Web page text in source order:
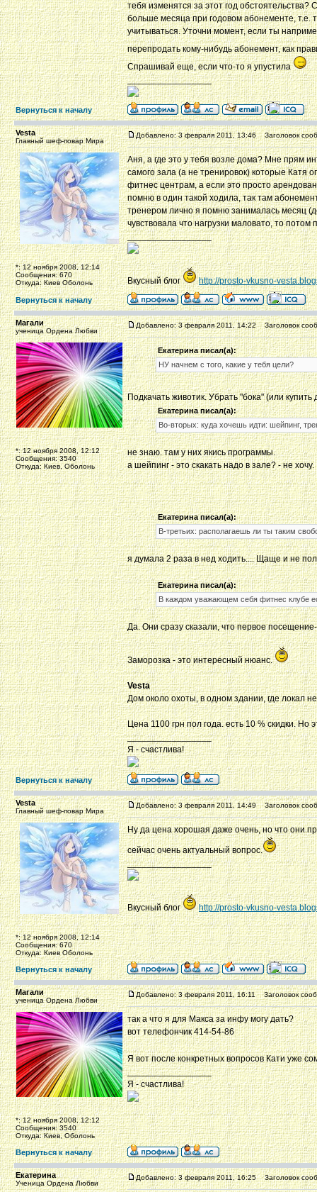
тебя изменятся за этот год обстоятельства?
больше месяца при годовом абонементе, т.е.
учитываться. Уточни момент, если ты
перепродать кому-нибудь абонемент, как
Спрашивай еще, если что-то я упустила
_________________
Вернуться к началу
Vesta
Главный шеф-повар Мира
*: 12 ноября 2008, 12:14
Сообщения: 670
Откуда: Киев Оболонь
Добавлено: 3 февраля 2011, 13:46 Заголовок
Аня, а где это у тебя возле дома? Мне прям
самого зала (а не тренировок) которые Катя
фитнес центрам, а если это просто
помню в один такой ходила, так там
тренером лично я помню занималась месяц
чувствовала что нагрузки маловато, то
_________________
Вкусный блог http://prosto-vkusno-
Вернуться к началу
Магали
ученица Ордена Любви
*: 12 ноября 2008, 12:12
Сообщения: 3540
Откуда: Киев, Оболонь
Добавлено: 3 февраля 2011, 14:22 Заголовок
Екатерина писал(а):
НУ начнем с того, какие у тебя цели?
Подкачать животик. Убрать "бока" (или
Екатерина писал(а):
Во-вторых: куда хочешь идти: шейпинг,
не знаю. там у них якись программы.
а шейпинг - это скакать надо в зале? - не хочу.
Екатерина писал(а):
В-третьих: располагаешь ли ты таким
я думала 2 раза в нед ходить.... Щаще и не
Екатерина писал(а):
В каждом уважающем себя фитнес клубе
Да. Они сразу сказали, что первое
Заморозка - это интересный нюанс.
Vesta
Дом около охоты, в одном здании, где локал
Цена 1100 грн пол года. есть 10 % скидки. Но
_________________
Я - счастлива!
Вернуться к началу
Vesta
Главный шеф-повар Мира
*: 12 ноября 2008, 12:14
Сообщения: 670
Откуда: Киев Оболонь
Добавлено: 3 февраля 2011, 14:49 Заголовок
Ну да цена хорошая даже очень, но что они
сейчас очень актуальный вопрос.
_________________
Вкусный блог http://prosto-vkusno-
Вернуться к началу
Магали
ученица Ордена Любви
*: 12 ноября 2008, 12:12
Сообщения: 3540
Откуда: Киев, Оболонь
Добавлено: 3 февраля 2011, 16:11 Заголовок
так а что я для Макса за инфу могу дать?
вот телефончик 414-54-86
Я вот после конкретных вопросов Кати уже
_________________
Я - счастлива!
Вернуться к началу
Екатерина
Ученица Ордена Любви
Добавлено: 3 февраля 2011, 16:25 Заголовок